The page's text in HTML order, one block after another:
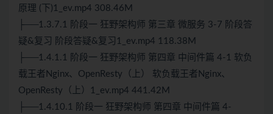
原理 (下)1_ev.mp4 308.46M
├──1.3.7.1 阶段一 狂野架构师 第三章 微服务 3-7 阶段答
疑&复习 阶段答疑&复习1_ev.mp4 118.38M
├──1.4.1.1 阶段一 狂野架构师 第四章 中间件篇 4-1 软负
载王者 Nginx、OpenResty（上） 软负载王者 Nginx、
OpenResty（上）1_ev.mp4 441.42M
├──1.4.10.1 阶段一 狂野架构师 第四章 中间件篇 4-